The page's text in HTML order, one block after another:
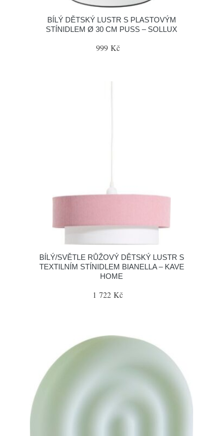
BÍLÝ DĚTSKÝ LUSTR S PLASTOVÝM
STÍNIDLEM Ø 30 CM PUSS – SOLLUX
999 Kč
BÍLÝ/SVĚTLE RŮŽOVÝ DĚTSKÝ LUSTR S
TEXTILNÍM STÍNIDLEM BIANELLA – KAVE
HOME
1 722 Kč